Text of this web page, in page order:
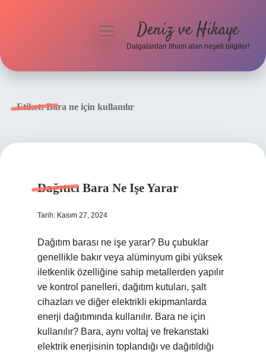
menüyü
Deniz ve Hikaye
Dalgalardan ilham alan neşeli bilgiler!
Etiket:Bara ne için kullanılır
Dağıtıcı Bara Ne Işe Yarar
Tarih: Kasım 27, 2024
Dağıtım barası ne işe yarar? Bu çubuklar
genellikle bakır veya alüminyum gibi yüksek
iletkenlik özelliğine sahip metallerden yapılır
ve kontrol panelleri, dağıtım kutuları, şalt
cihazları ve diğer elektrikli ekipmanlarda
enerji dağıtımında kullanılır. Bara ne için
kullanılır? Bara, aynı voltaj ve frekanstaki
elektrik enerjisinin toplandığı ve dağıtıldığı